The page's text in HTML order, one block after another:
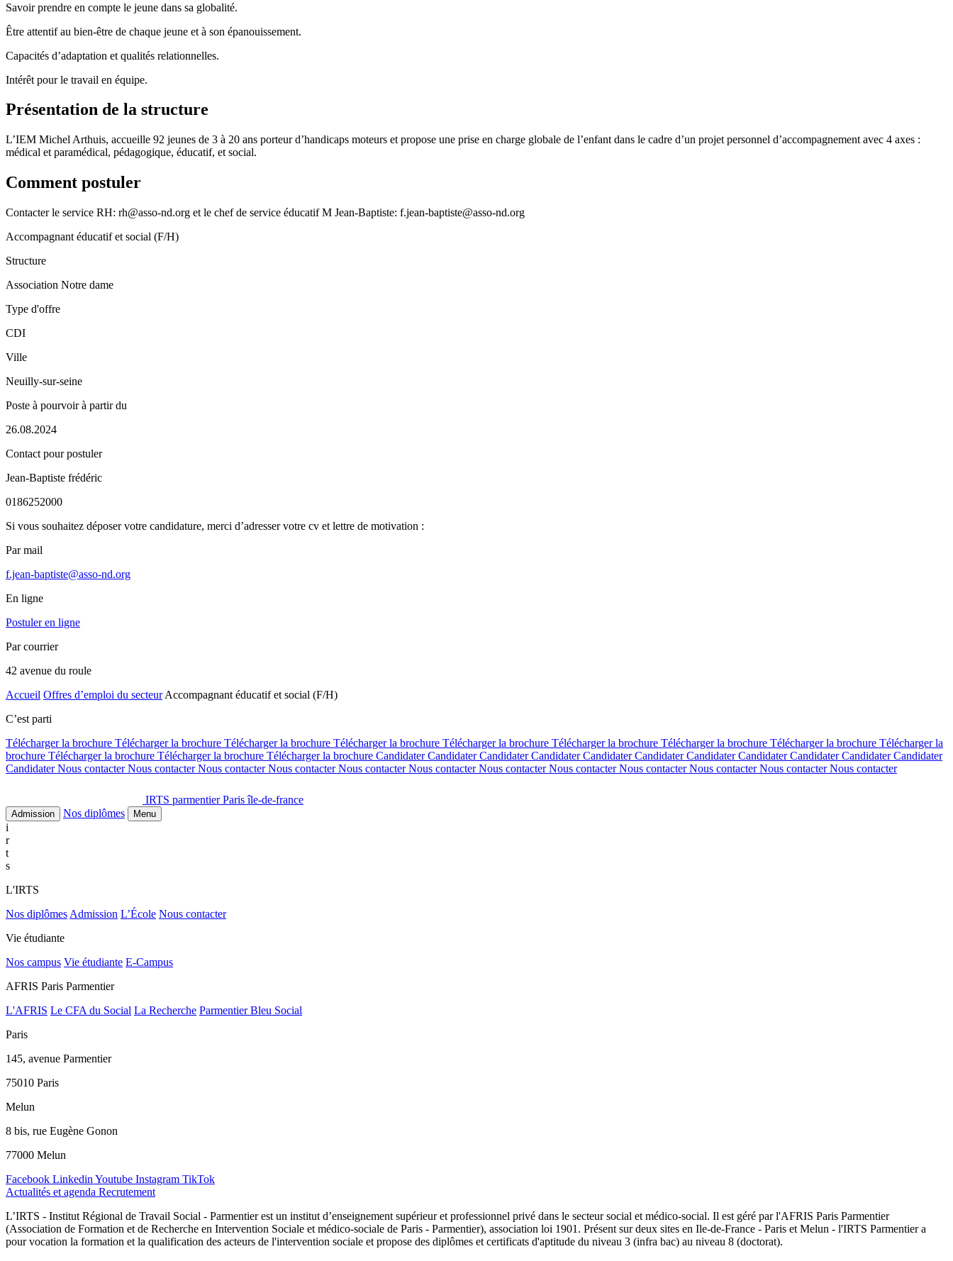
Savoir prendre en compte le jeune dans sa globalité.
Être attentif au bien-être de chaque jeune et à son épanouissement.
Capacités d’adaptation et qualités relationnelles.
Intérêt pour le travail en équipe.
Présentation de la structure
L’IEM Michel Arthuis, accueille 92 jeunes de 3 à 20 ans porteur d’handicaps moteurs et propose une prise en charge globale de l’enfant dans le cadre d’un projet personnel d’accompagnement avec 4 axes :
médical et paramédical, pédagogique, éducatif, et social.
Comment postuler
Contacter le service RH: rh@asso-nd.org et le chef de service éducatif M Jean-Baptiste: f.jean-baptiste@asso-nd.org
Accompagnant éducatif et social (F/H)
Structure
Association Notre dame
Type d'offre
CDI
Ville
Neuilly-sur-seine
Poste à pourvoir à partir du
26.08.2024
Contact pour postuler
Jean-Baptiste frédéric
0186252000
Si vous souhaitez déposer votre candidature, merci d’adresser votre cv et lettre de motivation :
Par mail
f.jean-baptiste@asso-nd.org
En ligne
Postuler en ligne
Par courrier
42 avenue du roule
Accueil Offres d’emploi du secteur Accompagnant éducatif et social (F/H)
C’est parti
Télécharger la brochure Télécharger la brochure Télécharger la brochure Télécharger la brochure Télécharger la brochure Télécharger la brochure Télécharger la brochure Télécharger la brochure Télécharger la
brochure Télécharger la brochure Télécharger la brochure Télécharger la brochure CandidaterCandidaterCandidaterCandidaterCandidaterCandidaterCandidaterCandidaterCandidaterCandidaterCandidater
CandidaterNous contacterNous contacterNous contacterNous contacterNous contacterNous contacterNous contacterNous contacterNous contacterNous contacterNous contacterNous contacter
IRTS parmentier Paris île-de-france
Admission Nos diplômes Menu
i
r
t
s
L'IRTS
Nos diplômes Admission L’École Nous contacter
Vie étudiante
Nos campus Vie étudiante E-Campus
AFRIS Paris Parmentier
L'AFRIS Le CFA du Social La Recherche Parmentier Bleu Social
Paris
145, avenue Parmentier
75010 Paris
Melun
8 bis, rue Eugène Gonon
77000 Melun
Facebook Linkedin Youtube Instagram TikTok
Actualités et agenda Recrutement
L’IRTS - Institut Régional de Travail Social - Parmentier est un institut d’enseignement supérieur et professionnel privé dans le secteur social et médico-social. Il est géré par l'AFRIS Paris Parmentier
(Association de Formation et de Recherche en Intervention Sociale et médico-sociale de Paris - Parmentier), association loi 1901. Présent sur deux sites en Ile-de-France - Paris et Melun - l'IRTS Parmentier a
pour vocation la formation et la qualification des acteurs de l'intervention sociale et propose des diplômes et certificats d'aptitude du niveau 3 (infra bac) au niveau 8 (doctorat).